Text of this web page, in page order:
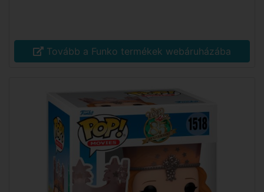
Tovább a Funko termékek webáruházába